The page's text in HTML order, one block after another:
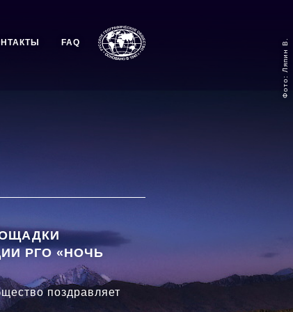
Фото: Ляпин В.
FAQ
РГО «НОЧЬ
поздравляет